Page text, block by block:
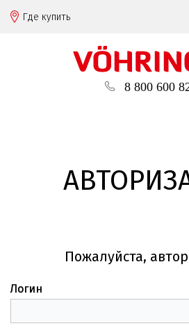
Где купить
8 800 600
Пожалуйста,
Логин